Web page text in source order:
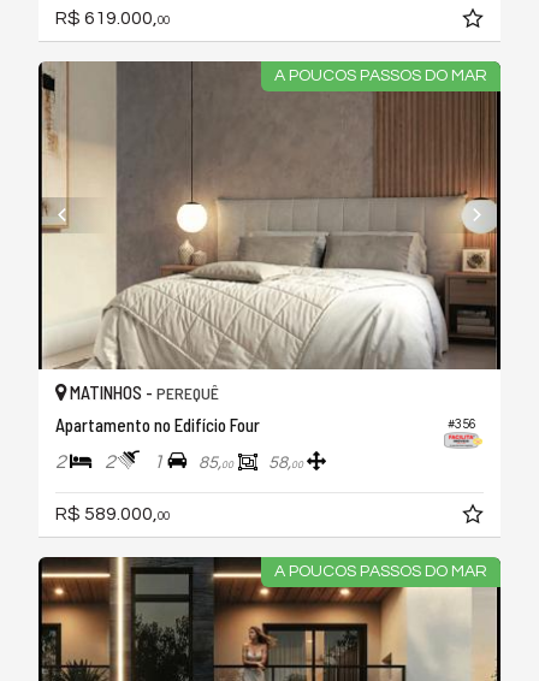
R$ 619.000, 00
A POUCOS PASSOS DO MAR
#356
MATINHOS - PEREQUÊ
Apartamento no Edifício Four
2 2 1 85,00 58,00
R$ 589.000,00
A POUCOS PASSOS DO MAR